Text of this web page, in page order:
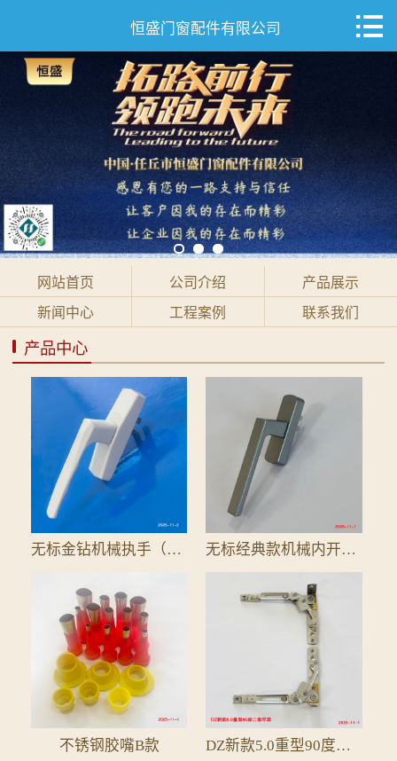
 网站首页
公司介绍
产品展示
新闻中心
工程案例
联系我们
恒盛门窗配件有限公司 
网站首页 公司介绍 产品展示
新闻中心 工程案例 联系我们
产品中心
无标金钻机械执手（全铝配件） 无标经典款机械内开单执手25拨叉
不锈钢胶嘴B款 DZ新款5.0重型90度二维可调隐形铰链